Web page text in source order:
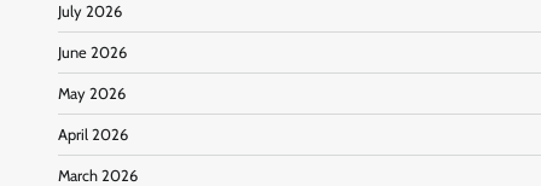
July 2026
June 2026
May 2026
April 2026
March 2026